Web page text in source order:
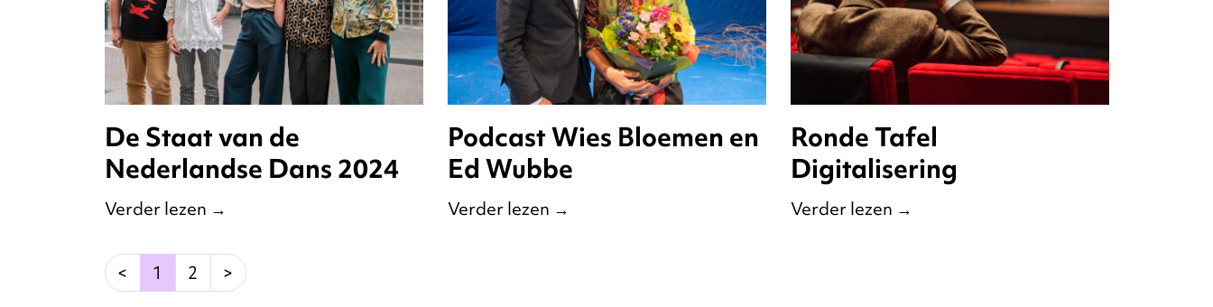
De Staat van de
Nederlandse Dans 2024
Verder lezen →
Podcast Wies Bloemen en
Ed Wubbe
Verder lezen →
Ronde Tafel
Digitalisering
Verder lezen →
< 1 (current)
2 >